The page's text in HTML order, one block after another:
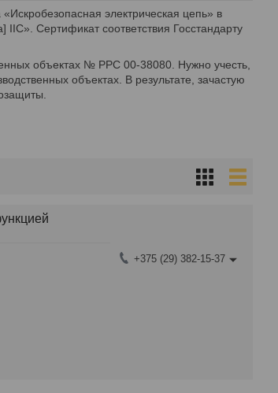
электрическая цепь» в
Сертификат соответствия Госстандарту
объектах № РРС 00-38080. Нужно учесть,
объектах. В результате, зачастую
+375 (29) 382-15-37